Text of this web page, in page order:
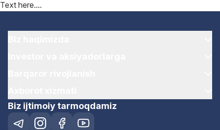
Text here....
Biz ijtimoiy tarmoqdamiz